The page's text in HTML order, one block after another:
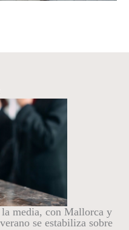
la media, con Mallorca y
se estabiliza sobre